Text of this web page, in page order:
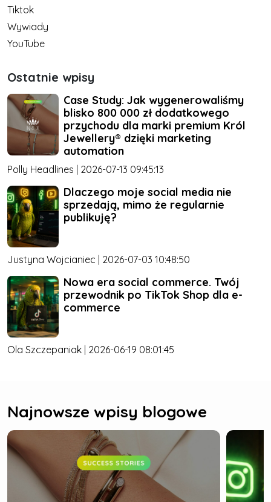
Tiktok
Wywiady
YouTube
Ostatnie wpisy
Case Study: Jak wygenerowaliśmy
blisko 800 000 zł dodatkowego
przychodu dla marki premium Król
Jewellery® dzięki marketing
automation
Polly Headlines | 2026-07-13 09:45:13
Dlaczego moje social media nie
sprzedają, mimo że regularnie
publikuję?
Justyna Wojcianiec | 2026-07-03 10:48:50
Nowa era social commerce. Twój
przewodnik po TikTok Shop dla e-
commerce
Ola Szczepaniak | 2026-06-19 08:01:45
Najnowsze wpisy blogowe